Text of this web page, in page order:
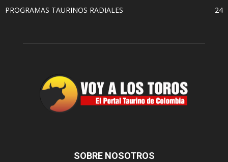
PROGRAMAS TAURINOS RADIALES
24
SOBRE NOSOTROS